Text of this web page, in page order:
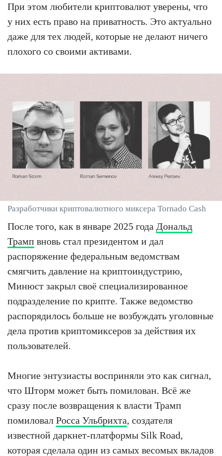
При этом любители криптовалют уверены, что
у них есть право на приватность. Это актуально
даже для тех людей, которые не делают ничего
плохого со своими активами.
Разработчики криптовалютного миксера Tornado Cash
После того, как в январе 2025 года Дональд
Трамп вновь стал президентом и дал
распоряжение федеральным ведомствам
смягчить давление на криптоиндустрию,
Минюст закрыл своё специализированное
подразделение по крипте. Также ведомство
распорядилось больше не возбуждать уголовные
дела против криптомиксеров за действия их
пользователей.
Многие энтузиасты восприняли это как сигнал,
что Шторм может быть помилован. Всё же
сразу после возвращения к власти Трамп
помиловал Росса Ульбрихта, создателя
известной даркнет-платформы Silk Road,
которая сделала один из самых весомых вкладов